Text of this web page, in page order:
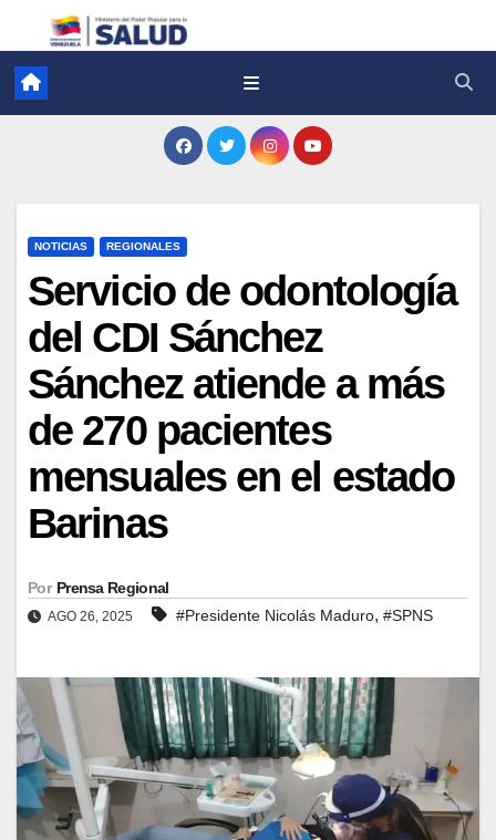
NOTICIAS REGIONALES
Servicio de odontología
del CDI Sánchez
Sánchez atiende a más
de 270 pacientes
mensuales en el estado
Barinas
Por Prensa Regional
AGO 26, 2025 #Presidente Nicolás Maduro, #SPNS